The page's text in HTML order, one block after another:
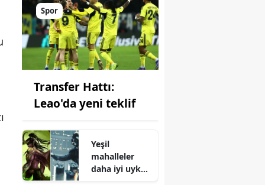
Spor
Transfer Hattı:
Leao'da yeni teklif
Yeşil
mahalleler
daha iyi uyku